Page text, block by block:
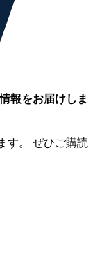
報をお届けしま
す。 ぜひご購読